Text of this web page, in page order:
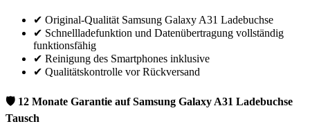
✔ Original-Qualität Samsung Galaxy A31 Ladebuchse
✔ Schnellladefunktion und Datenübertragung vollständig
funktionsfähig
✔ Reinigung des Smartphones inklusive
✔ Qualitätskontrolle vor Rückversand
🛡 12 Monate Garantie aufSamsung Galaxy A31 Ladebuchse
Tausch